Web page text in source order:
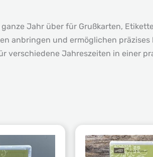
Jahr über für Grußkarten,
anbringen und ermöglichen präzises
verschiedene Jahreszeiten in einer